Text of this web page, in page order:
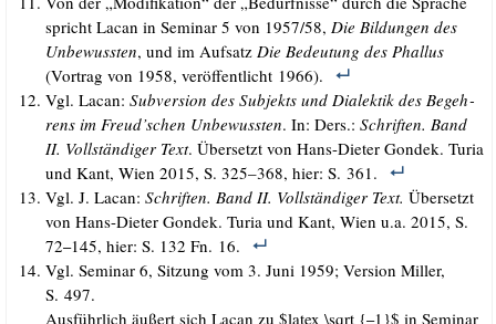
spricht Lacan in Semi­nar 5 von 1957/​58, Die Bil­dun­gen des
Unbe­wuss­ten, und im Auf­satz Die Bedeu­tung des Phal­lus
(Vor­trag von 1958, ver­öf­fent­licht 1966).
Vgl. Lacan:Sub­ver­si­on des Sub­jekts und Dia­lek­tik des Begeh­
rens im Freud’schen Unbe­wuss­ten. In: Ders.:Schrif­ten. Band
II. Voll­stän­di­ger Text. Über­setzt von Hans-Die­ter Gon­dek. Turia
und Kant, Wien 2015, S. 325–368, hier: S. 361.
Vgl. J. Lacan:Schrif­ten. Band II. Voll­stän­di­ger Text. Über­setzt
von Hans-Die­ter Gon­dek. Turia und Kant, Wien u.a. 2015, S.
72–145, hier: S. 132 Fn. 16.
Vgl. Semi­nar 6, Sit­zung vom 3. Juni 1959; Ver­si­on Mil­ler,
S. 497.
Aus­führ­lich äußert sich Lacan zu $latex \sqrt {–1}$ in Semi­nar